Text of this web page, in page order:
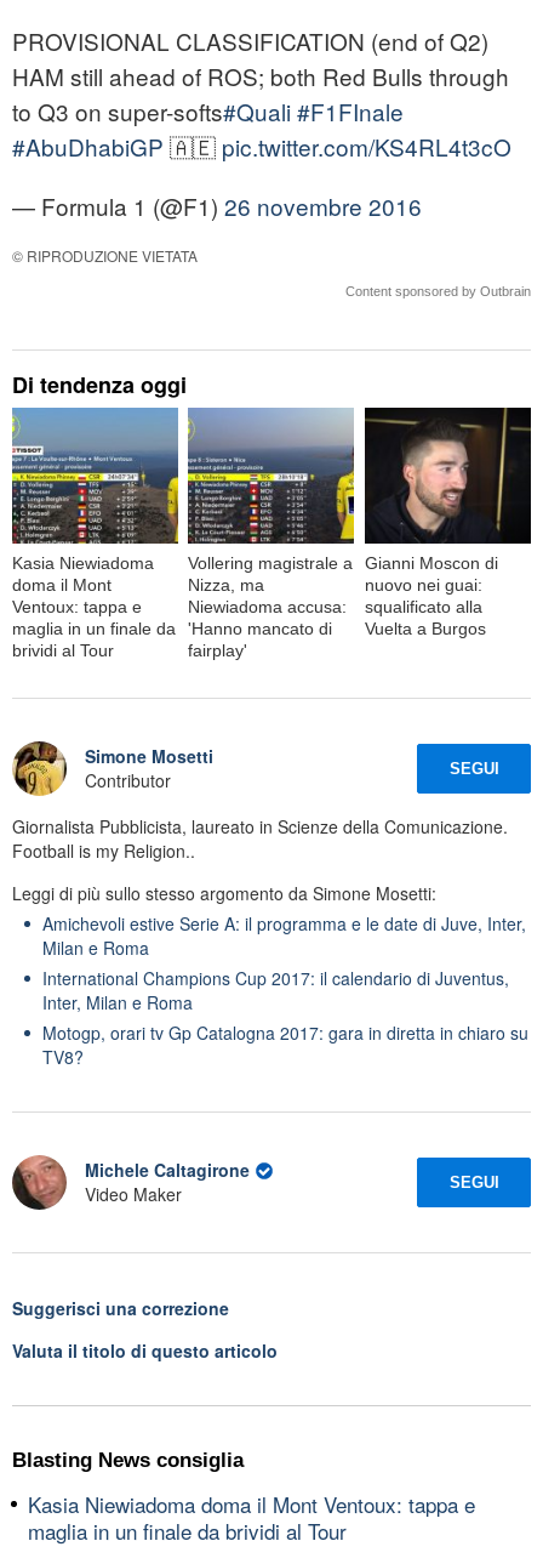
PROVISIONAL CLASSIFICATION (end of Q2)
HAM still ahead of ROS; both Red Bulls through
to Q3 on super-softs#Quali#F1FInale
#AbuDhabiGP 🇦🇪 pic.twitter.com/KS4RL4t3cO
— Formula 1 (@F1) 26 novembre 2016
© RIPRODUZIONE VIETATA
Content sponsored by Outbrain
Di tendenza oggi
Kasia Niewiadoma
doma il Mont
Ventoux: tappa e
maglia in un finale da
brividi al Tour
Vollering magistrale a
Nizza, ma
Niewiadoma accusa:
'Hanno mancato di
fairplay'
Gianni Moscon di
nuovo nei guai:
squalificato alla
Vuelta a Burgos
Simone Mosetti
Contributor
SEGUI
Giornalista Pubblicista, laureato in Scienze della Comunicazione.
Football is my Religion..
Leggi di più sullo stesso argomento da Simone Mosetti:
Amichevoli estive Serie A: il programma e le date di Juve, Inter,
Milan e Roma
International Champions Cup 2017: il calendario di Juventus,
Inter, Milan e Roma
Motogp, orari tv Gp Catalogna 2017: gara in diretta in chiaro su
TV8?
Michele Caltagirone
Video Maker
SEGUI
Suggerisci una correzione
Valuta il titolo di questo articolo
Blasting News consiglia
Kasia Niewiadoma doma il Mont Ventoux: tappa e
maglia in un finale da brividi al Tour